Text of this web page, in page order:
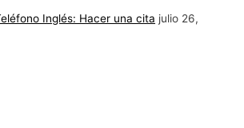
Inglés: Hacer una cita julio 26,